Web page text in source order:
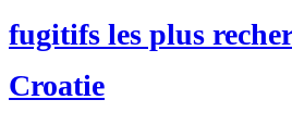
fugitifs les plus
Croatie